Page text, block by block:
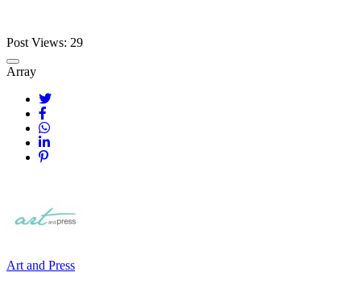
Post Views: 29
Array
Art and Press